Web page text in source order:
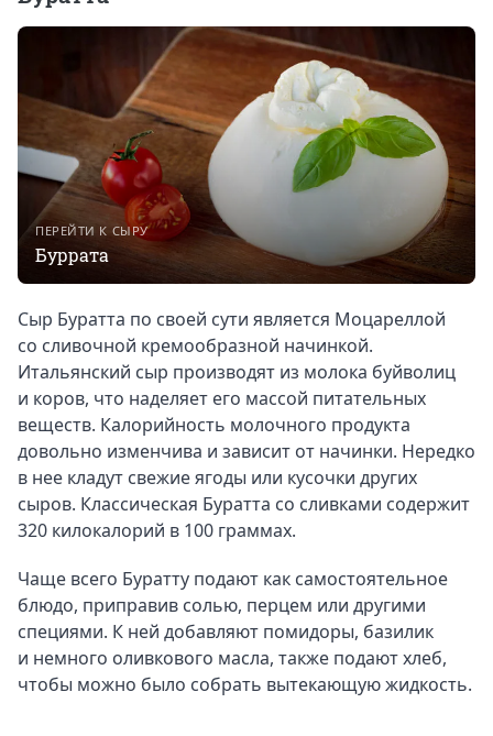
ПЕРЕЙТИ К СЫРУ
Буррата
Сыр Буратта по своей сути является Моцареллой
со сливочной кремообразной начинкой.
Итальянский сыр производят из молока буйволиц
и коров, что наделяет его массой питательных
веществ. Калорийность молочного продукта
довольно изменчива и зависит от начинки. Нередко
в нее кладут свежие ягоды или кусочки других
сыров. Классическая Буратта со сливками содержит
320 килокалорий в 100 граммах.
Чаще всего Буратту подают как самостоятельное
блюдо, приправив солью, перцем или другими
специями. К ней добавляют помидоры, базилик
и немного оливкового масла, также подают хлеб,
чтобы можно было собрать вытекающую жидкость.